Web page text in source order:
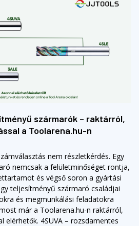
szármarók – raktárról,
a Toolarena.hu-n
nem részletkérdés. Egy
nemcsak a felületminőséget rontja,
és végső soron a gyártási
teljesítményű szármaró családjai
és megmunkálási feladatokra
már a Toolarena.hu-n raktárról,
elérhetők. 4SUVA – rozsdamentes